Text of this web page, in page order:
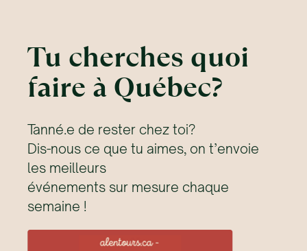
Tu cherches quoi
faire à Québec?
Tanné.e de rester chez toi?
Dis-nous ce que tu aimes, on t’envoie
les meilleurs
événements sur mesure chaque
semaine !